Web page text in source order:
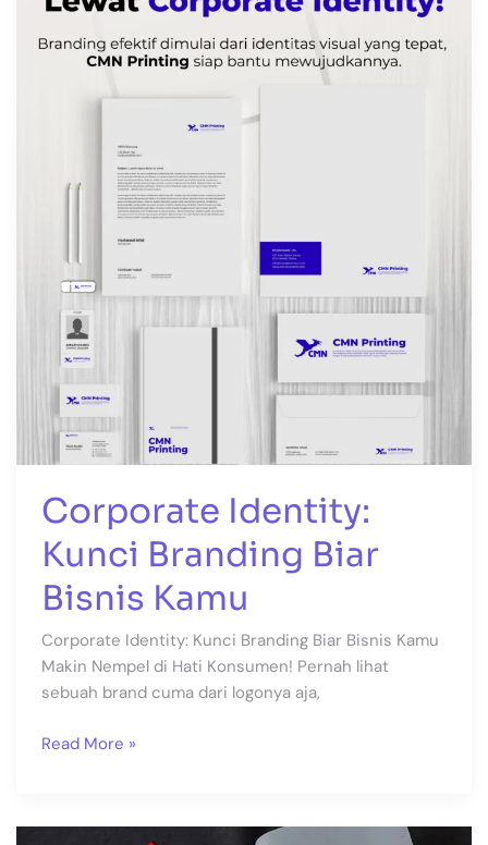
Corporate Identity:
Kunci Branding Biar
Bisnis Kamu
Corporate Identity: Kunci Branding Biar Bisnis Kamu
Makin Nempel di Hati Konsumen! Pernah lihat
sebuah brand cuma dari logonya aja,
Biar
Bisnis
Read More »